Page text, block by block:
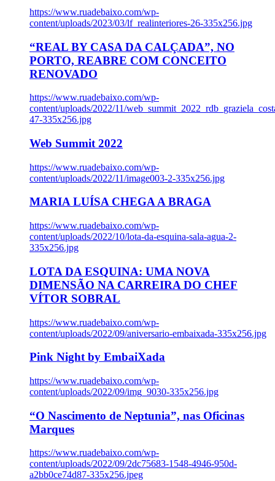
https://www.ruadebaixo.com/wp-
content/uploads/2023/03/lf_realinteriores-26-335x256.jpg
“REAL BY CASA DA CALÇADA”, NO
PORTO, REABRE COM CONCEITO
RENOVADO
https://www.ruadebaixo.com/wp-
content/uploads/2022/11/
47-335x256.jpg
Web Summit 2022
https://www.ruadebaixo.com/wp-
content/uploads/2022/11/image003-2-335x256.jpg
MARIA LUÍSA CHEGA A BRAGA
https://www.ruadebaixo.com/wp-
content/uploads/2022/10/lota-da-esquina-sala-agua-2-
335x256.jpg
LOTA DA ESQUINA: UMA NOVA
DIMENSÃO NA CARREIRA DO CHEF
VÍTOR SOBRAL
https://www.ruadebaixo.com/wp-
content/uploads/2022/09/aniversario-embaixada-335x256.jpg
Pink Night by EmbaiXada
https://www.ruadebaixo.com/wp-
content/uploads/2022/09/img_9030-335x256.jpg
“O Nascimento de Neptunia”, nas Oficinas
Marques
https://www.ruadebaixo.com/wp-
content/uploads/2022/09/2dc75683-1548-4946-950d-
a2bb0ce74d87-335x256.jpeg